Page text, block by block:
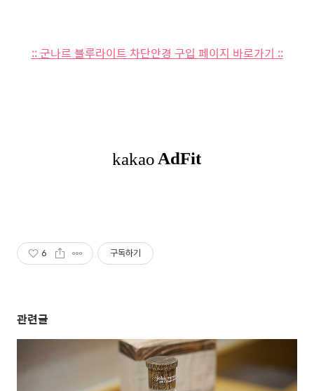
:: 군나르 블루라이트 차단안경 구입 페이지 바로가기 ::
6 구독하기
관련글